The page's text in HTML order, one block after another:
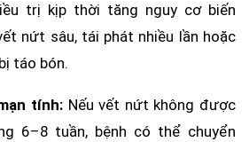
trị kịp thời tăng nguy cơ biến
nứt sâu, tái phát nhiều lần hoặc
táo bón.
tính: Nếu vết nứt không được
6–8 tuần, bệnh có thể chuyển